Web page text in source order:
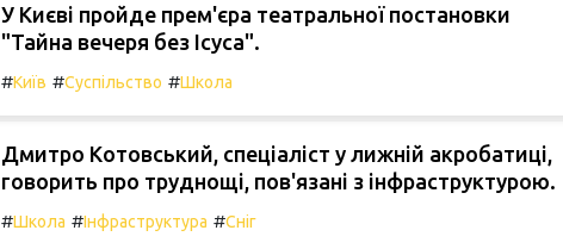
У Києві пройде прем'єра театральної постановки
"Тайна вечеря без Ісуса".
#Київ #Суспільство #Школа
Дмитро Котовський, спеціаліст у лижній акробатиці,
говорить про труднощі, пов'язані з інфраструктурою.
#Школа #Інфраструктура #Сніг